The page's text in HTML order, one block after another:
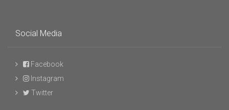
Social Media
Facebook
Instagram
Twitter